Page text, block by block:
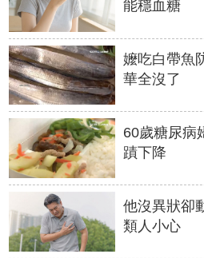
能穩血糖
嬤吃白帶魚
華全沒了
60歲糖尿
蹟下降
他沒異狀卻
類人小心